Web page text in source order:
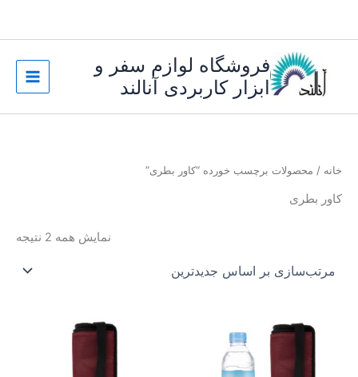
فروشگاه لوازم سفر و
ابزار کاربردی آنالند
خانه / محصولات برچسب خورده “کاور بطری”
کاور بطری
نمایش همه 2 نتیجه